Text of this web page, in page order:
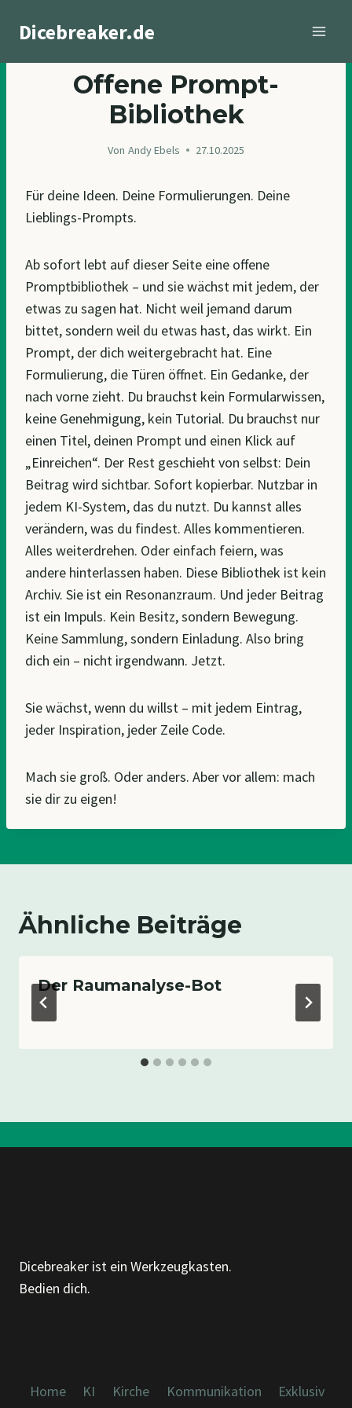
InhaltDicebreaker.de
Offene Prompt-
Bibliothek
Von Andy Ebels 27.10.2025
Für deine Ideen. Deine Formulierungen. Deine
Lieblings-Prompts.
Ab sofort lebt auf dieser Seite eine offene
Promptbibliothek – und sie wächst mit jedem, der
etwas zu sagen hat. Nicht weil jemand darum
bittet, sondern weil du etwas hast, das wirkt. Ein
Prompt, der dich weitergebracht hat. Eine
Formulierung, die Türen öffnet. Ein Gedanke, der
nach vorne zieht. Du brauchst kein Formularwissen,
keine Genehmigung, kein Tutorial. Du brauchst nur
einen Titel, deinen Prompt und einen Klick auf
„Einreichen“. Der Rest geschieht von selbst: Dein
Beitrag wird sichtbar. Sofort kopierbar. Nutzbar in
jedem KI-System, das du nutzt. Du kannst alles
verändern, was du findest. Alles kommentieren.
Alles weiterdrehen. Oder einfach feiern, was
andere hinterlassen haben. Diese Bibliothek ist kein
Archiv. Sie ist ein Resonanzraum. Und jeder Beitrag
ist ein Impuls. Kein Besitz, sondern Bewegung.
Keine Sammlung, sondern Einladung. Also bring
dich ein – nicht irgendwann. Jetzt.
Sie wächst, wenn du willst – mit jedem Eintrag,
jeder Inspiration, jeder Zeile Code.
Mach sie groß. Oder anders. Aber vor allem: mach
sie dir zu eigen!
Ähnliche Beiträge
Der Raumanalyse-Bot
Dicebreaker ist ein Werkzeugkasten.
Bedien dich.
Home KI Kirche Kommunikation Exklusiv